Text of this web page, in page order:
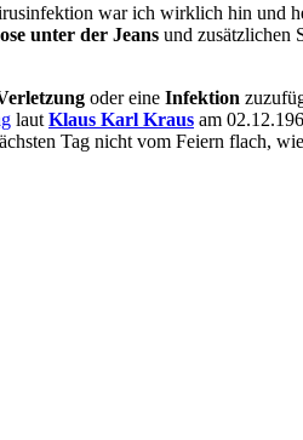
war ich wirklich hin und
unter der Jeans und zusätzlichen
oder eine Infektion
laut Klaus Karl Kraus am
Tag nicht vom Feiern flach, wie